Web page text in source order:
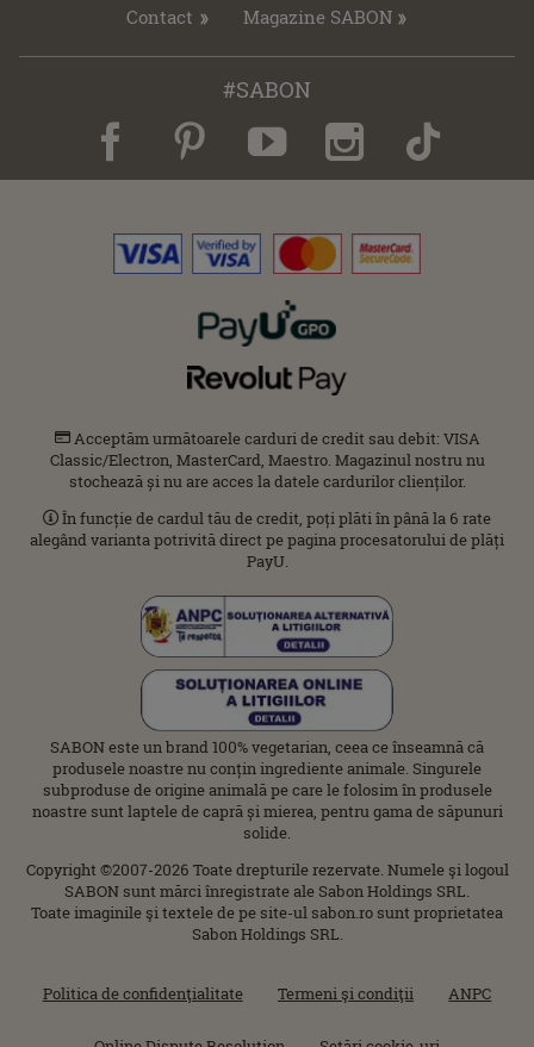
Contact Magazine SABON
#SABON
Acceptăm următoarele carduri de credit sau debit: VISA
Classic/Electron, MasterCard, Maestro. Magazinul nostru nu
stochează și nu are acces la datele cardurilor clienților.
În funcție de cardul tău de credit, poți plăti în până la 6 rate
alegând varianta potrivită direct pe pagina procesatorului de plăți
PayU.
SABON este un brand 100% vegetarian, ceea ce înseamnă că
produsele noastre nu conțin ingrediente animale. Singurele
subproduse de origine animală pe care le folosim în produsele
noastre sunt laptele de capră și mierea, pentru gama de săpunuri
solide.
Copyright ©2007-2026 Toate drepturile rezervate. Numele şi logoul
SABON sunt mărci înregistrate ale Sabon Holdings SRL.
Toate imaginile şi textele de pe site-ul sabon.ro sunt proprietatea
Sabon Holdings SRL.
Politica de confidenţialitate Termeni şi condiţii ANPC